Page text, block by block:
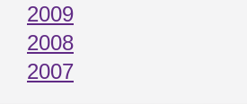
2009
2008
2007